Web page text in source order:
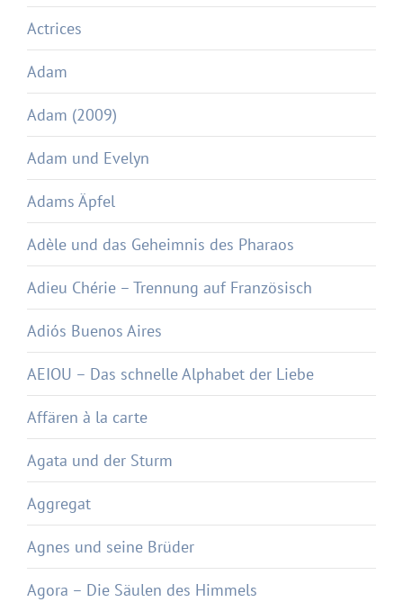
Actrices
Adam
Adam (2009)
Adam und Evelyn
Adams Äpfel
Adèle und das Geheimnis des Pharaos
Adieu Chérie – Trennung auf Französisch
Adiós Buenos Aires
AEIOU – Das schnelle Alphabet der Liebe
Affären à la carte
Agata und der Sturm
Aggregat
Agnes und seine Brüder
Agora – Die Säulen des Himmels